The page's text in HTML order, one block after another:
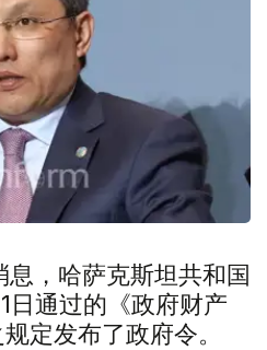
，哈萨克斯坦共和国
日通过的《政府财产
定发布了政府令。